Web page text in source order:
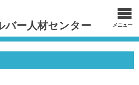
バー人材センター メニュー